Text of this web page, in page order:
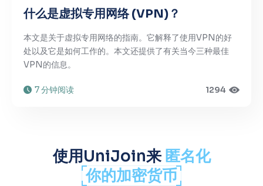
什么是虚拟专用网络 (VPN)？
本文是关于虚拟专用网络的指南。它解释了使用VPN的好
处以及它是如何工作的。本文还提供了有关当今三种最佳
VPN的信息。
7 分钟阅读 1294
使用UniJoin来 匿名化
你的加密货币